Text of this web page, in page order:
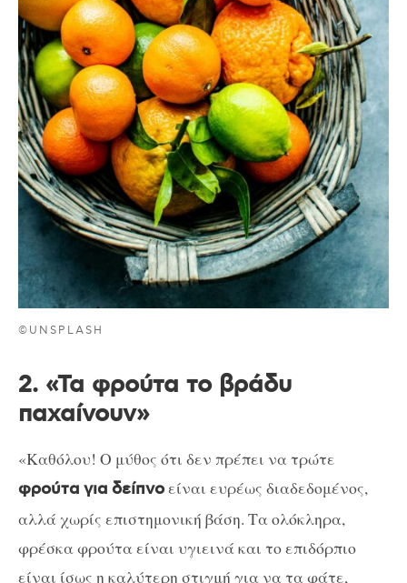
©UNSPLASH
2. «Τα φρούτα το βράδυ
παχαίνουν»
«Καθόλου! Ο μύθος ότι δεν πρέπει να τρώτε
φρούτα για δείπνοείναι ευρέως διαδεδομένος,
αλλά χωρίς επιστημονική βάση. Τα ολόκληρα,
φρέσκα φρούτα είναι υγιεινά και το επιδόρπιο
είναι ίσως η καλύτερη στιγμή για να τα φάτε,